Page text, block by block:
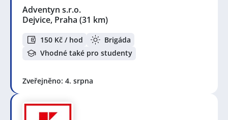
Adventyn s.r.o.
Dejvice, Praha (31 km)
150 Kč / hod
Brigáda
Vhodné také pro studenty
Zveřejněno: 4. srpna